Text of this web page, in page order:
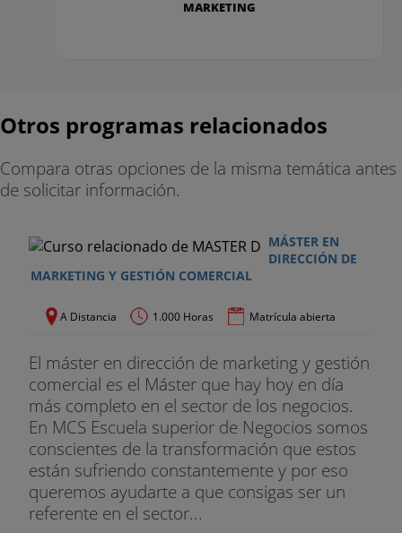
Database Marketing y Customer Relationhip
Management
Ciclo de vida del cliente
Análisis predictivo
Aplicaciones estratégicas de CRM
Web Analytics y Social Media Intelligence
Técnicas de recolección, análisis y reporting de
tráfico de sitios web y redes sociales
Herramientas y diagnósticos asociados con la
analítica web
Estrategias de análisis web y su implementación
MARKETING
Otros programas relacionados
Compara otras opciones de la misma temática antes
de solicitar información.
MÁSTER EN
DIRECCIÓN DE
MARKETING Y GESTIÓN COMERCIAL
A Distancia 1.000 Horas Matrícula abierta
El máster en dirección de marketing y gestión
comercial es el Máster que hay hoy en día
más completo en el sector de los negocios.
En MCS Escuela superior de Negocios somos
conscientes de la transformación que estos
están sufriendo constantemente y por eso
queremos ayudarte a que consigas ser un
referente en el sector...